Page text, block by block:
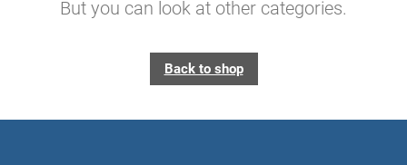
But you can look at other categories.
Back to shop